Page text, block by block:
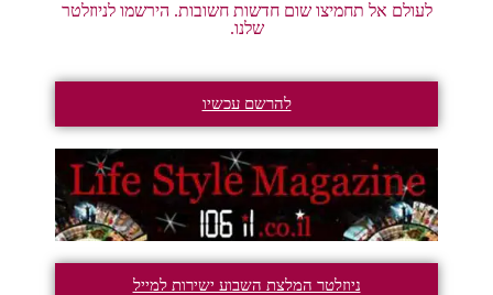
לעולם אל תחמיצו שום חדשות חשובות. הירשמו לניוזלטר
שלנו.
להרשם עכשיו
ניוזלטר המלצת השבוע ישירות למייל